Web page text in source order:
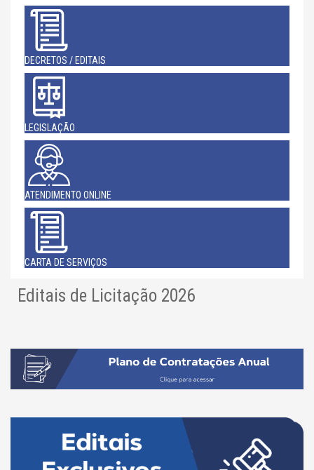
DECRETOS / EDITAIS
LEGISLAÇÃO
ATENDIMENTO ONLINE
CARTA DE SERVIÇOS
Editais de Licitação 2026